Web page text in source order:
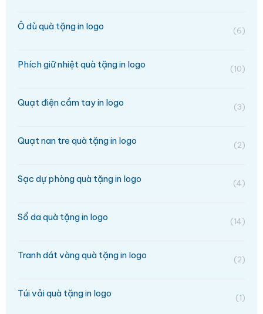
Ô dù quà tặng in logo (6)
Phích giữ nhiệt quà tặng in logo (10)
Quạt điện cầm tay in logo (3)
Quạt nan tre quà tặng in logo (2)
Sạc dự phòng quà tặng in logo (4)
Sổ da quà tặng in logo (14)
Tranh dát vàng quà tặng in logo (2)
Túi vải quà tặng in logo (1)